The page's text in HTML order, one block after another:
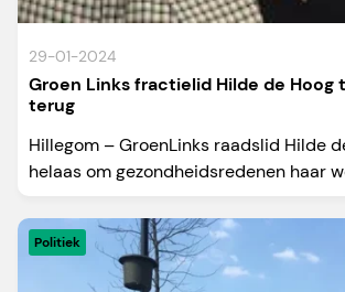
29-01-2024
Groen Links fractielid Hilde de
terug
Hillegom – GroenLinks raadslid Hilde
helaas om gezondheidsredenen haar
Politiek